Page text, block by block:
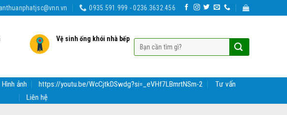
0935.591.999 - 0236.3632.456
Vệ sinh ống khói nhà bếp
Hình ảnh https://youtu.be/WcCjtkDSwdg?si=_eVHf7LBmrtNSm-2
Tư vấn
Liên hệ